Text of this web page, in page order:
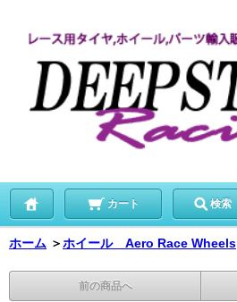
カート 検索
ホーム ＞ホイール Aero Race Wheels
前の商品へ